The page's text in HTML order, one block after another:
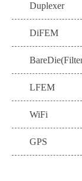
Duplexer
DiFEM
LFEM
WiFi
GPS